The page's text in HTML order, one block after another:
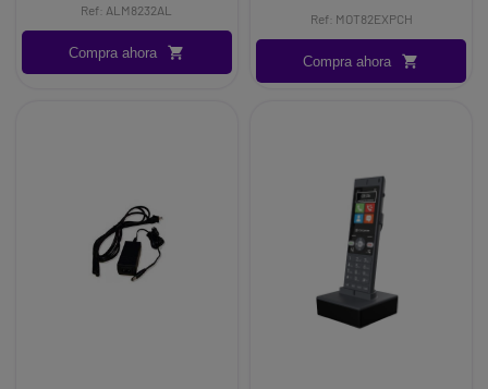
Ref: ALM8232AL
Compra ahora
Autonimía 18 horas16 canales
PMR446 y 121 códigos.
Ref: MOT82EXPCH
Compra ahora